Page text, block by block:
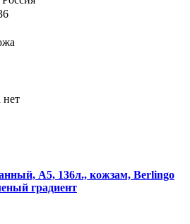
прочие
для инструментов
раздела
нет
А5, 136л., кожзам, Berlingo
градиент